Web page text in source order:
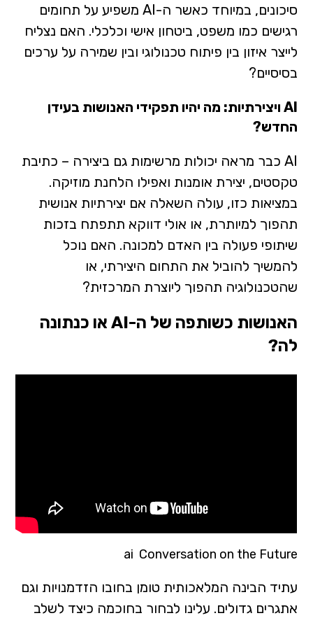
סיכונים, במיוחד כאשר ה-AI משפיע על תחומים
רגישים כמו משפט, ביטחון אישי וכלכלי. האם נצליח
לייצר איזון בין פיתוח טכנולוגי ובין שמירה על ערכים
בסיסיים?
AI ויצירתיות: מה יהיו תפקידי האנושות בעידן
החדש?
AI כבר מראה יכולות מרשימות גם ביצירה – כתיבת
טקסטים, יצירת אומנות ואפילו הלחנת מוזיקה.
במציאות כזו, עולה השאלה אם יצירתיות אנושית
תהפוך למיותרת, או אולי דווקא תתפתח בזכות
שיתופי פעולה בין האדם למכונה. האם נוכל
להמשיך להוביל את התחום היצירתי, או
שהטכנולוגיה תהפוך ליוצרת המרכזית?
האנושות כשותפה של ה-AI או כנתונה
לה?
ai Conversation on the Future
עתיד הבינה המלאכותית טומן בחובו הזדמנויות וגם
אתגרים גדולים. עלינו לבחור בחוכמה כיצד לשלב